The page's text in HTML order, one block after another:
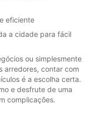
eficiente
a cidade para fácil
ou simplesmente
arredores, contar com
é a escolha certa.
e desfrute de uma
complicações.